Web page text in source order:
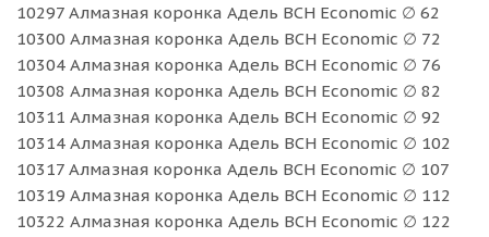
10297 Алмазная коронка Адель BCH Economic ∅ 62
10300 Алмазная коронка Адель BCH Economic ∅ 72
10304 Алмазная коронка Адель BCH Economic ∅ 76
10308 Алмазная коронка Адель BCH Economic ∅ 82
10311 Алмазная коронка Адель BCH Economic ∅ 92
10314 Алмазная коронка Адель BCH Economic ∅ 102
10317 Алмазная коронка Адель BCH Economic ∅ 107
10319 Алмазная коронка Адель BCH Economic ∅ 112
10322 Алмазная коронка Адель BCH Economic ∅ 122